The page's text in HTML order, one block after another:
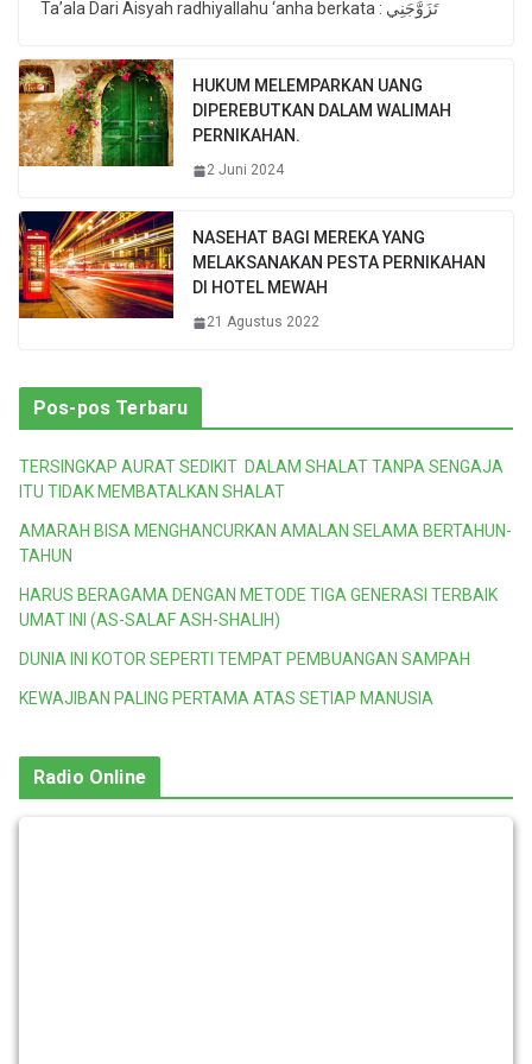
Ta’ala Dari Aisyah radhiyallahu ‘anha berkata : تَزَوَّجَنِي
HUKUM MELEMPARKAN UANG
DIPEREBUTKAN DALAM WALIMAH
PERNIKAHAN.
2 Juni 2024
NASEHAT BAGI MEREKA YANG
MELAKSANAKAN PESTA PERNIKAHAN
DI HOTEL MEWAH
21 Agustus 2022
Pos-pos Terbaru
TERSINGKAP AURAT SEDIKIT DALAM SHALAT TANPA SENGAJA
ITU TIDAK MEMBATALKAN SHALAT
AMARAH BISA MENGHANCURKAN AMALAN SELAMA BERTAHUN-
TAHUN
HARUS BERAGAMA DENGAN METODE TIGA GENERASI TERBAIK
UMAT INI (AS-SALAF ASH-SHALIH)
DUNIA INI KOTOR SEPERTI TEMPAT PEMBUANGAN SAMPAH
KEWAJIBAN PALING PERTAMA ATAS SETIAP MANUSIA
Radio Online